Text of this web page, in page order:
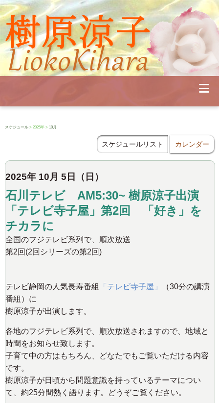
Profile
Concert
Seminar
Diary
School
スケジュール > 2025年 > 10月
スケジュールリスト カレンダー
2025年 10月 5日（日）
石川テレビ AM5:30~ 樹原涼子出演
「テレビ寺子屋」第2回 「好き」を
チカラに
全国のフジテレビ系列で、順次放送
第2回(2回シリーズの第2回)
テレビ静岡の人気長寿番組 「テレビ寺子屋」
（30分の講演
番組）に
樹原涼子が出演します。
各地のフジテレビ系列で、順次放送されますので、地域と
時間をお知らせ致します。
子育て中の方はもちろん、どなたでもご覧いただける内容
です。
樹原涼子が日頃から問題意識を持っているテーマについ
て、約25分間熱く語ります。どうぞご覧ください。